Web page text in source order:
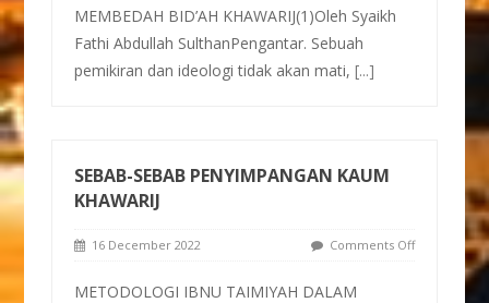
MEMBEDAH BID’AH KHAWARIJ(1)Oleh Syaikh
Fathi Abdullah SulthanPengantar. Sebuah
pemikiran dan ideologi tidak akan mati,[...]
SEBAB-SEBAB PENYIMPANGAN KAUM
KHAWARIJ
16 December 2022 Comments Off
METODOLOGI IBNU TAIMIYAH DALAM